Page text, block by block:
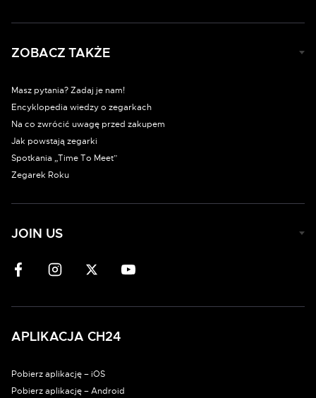
ZOBACZ TAKŻE
Masz pytania? Zadaj je nam!
Encyklopedia wiedzy o zegarkach
Na co zwrócić uwagę przed zakupem
Jak powstają zegarki
Spotkania „Time To Meet”
Zegarek Roku
JOIN US
APLIKACJA CH24
Pobierz aplikację – iOS
Pobierz aplikację – Android